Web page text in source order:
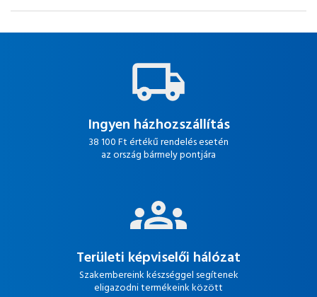
Ingyen házhozszállítás
38 100 Ft értékű rendelés esetén
az ország bármely pontjára
Területi képviselői hálózat
Szakembereink készséggel segítenek
eligazodni termékeink között